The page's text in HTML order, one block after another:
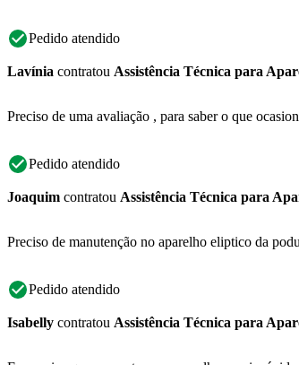
Pedido atendido
Lavínia contratou Assistência Técnica para
Preciso de uma avaliação , para saber o que
Pedido atendido
Joaquim contratou Assistência Técnica para
Preciso de manutenção no aparelho eliptico da
Pedido atendido
Isabelly contratou Assistência Técnica para